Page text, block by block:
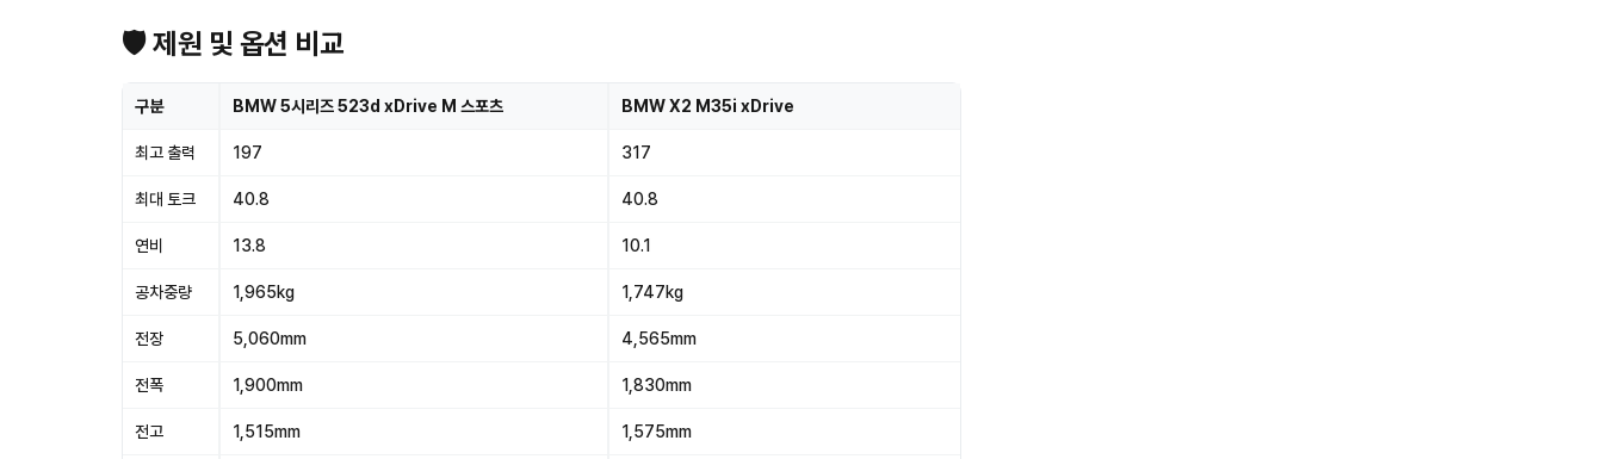
🛡 제원 및 옵션 비교
구분 BMW 5시리즈 523d xDrive M 스포츠 BMW X2 M35i xDrive
최고 출력 197 317
최대 토크 40.8 40.8
연비 13.8 10.1
공차중량 1,965kg 1,747kg
전장 5,060mm 4,565mm
전폭 1,900mm 1,830mm
전고 1,515mm 1,575mm